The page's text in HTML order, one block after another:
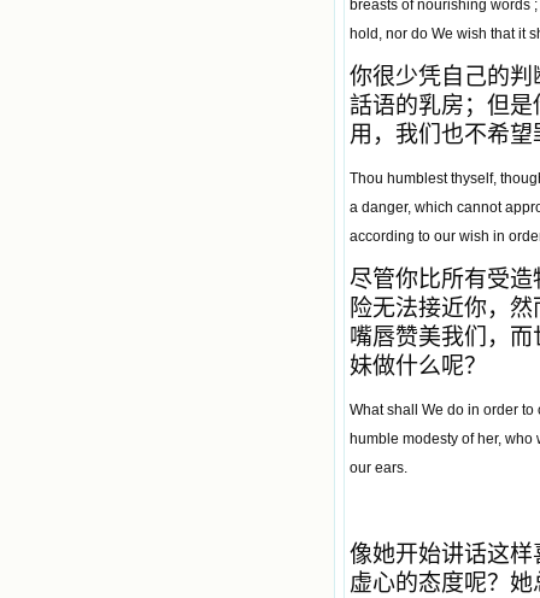
breasts of nourishing words
hold, nor do We wish that it
你很少凭自己的
話语的乳房；但
用，我们也不希
Thou humblest thyself,
a danger, which cannot
according to our wish in
尽管你比所有受
险无法接近你，
嘴唇赞美我们，
妹做什么呢？
What shall We do in order
humble modesty of her,
our ears.
像她开始讲话这
虚心的态度呢？